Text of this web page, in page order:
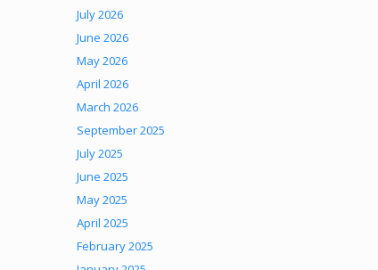
July 2026
June 2026
May 2026
April 2026
March 2026
September 2025
July 2025
June 2025
May 2025
April 2025
February 2025